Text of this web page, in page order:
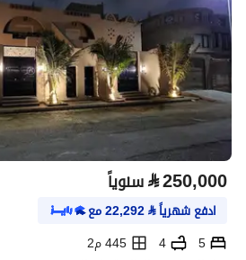
⃁250,000 سنوياً
ادفع شهرياً⃁
22,292مع
5
4
445 م2